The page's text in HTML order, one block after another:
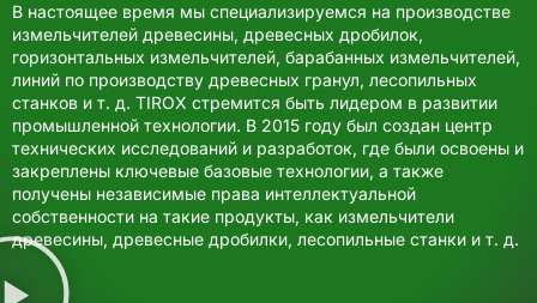
В настоящее время мы специализируемся на производстве
измельчителей древесины, древесных дробилок,
горизонтальных измельчителей, барабанных измельчителей,
линий по производству древесных гранул, лесопильных
станков и т. д. TIROX стремится быть лидером в развитии
промышленной технологии. В 2015 году был создан центр
технических исследований и разработок, где были освоены и
закреплены ключевые базовые технологии, а также
получены независимые права интеллектуальной
собственности на такие продукты, как измельчители
древесины, древесные дробилки, лесопильные станки и т. д.